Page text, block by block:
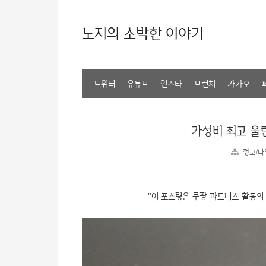
노지의 소박한 이야기
트위터 유튜브 인스타 브런치 카카오
가성비 최고
정보/
"이 포스팅은 쿠팡 파트너스 활동